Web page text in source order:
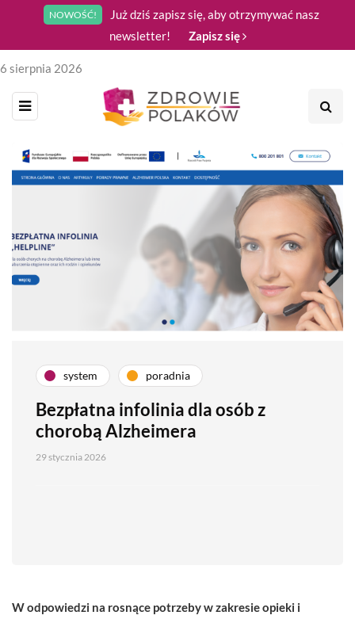
NOWOŚĆ!
Już dziś zapisz się, aby otrzymywać nasz
newsletter!
Zapisz się
6 sierpnia 2026
system poradnia
Bezpłatna infolinia dla osób z
chorobą Alzheimera
29 stycznia 2026
W odpowiedzi na rosnące potrzeby w zakresie opieki i